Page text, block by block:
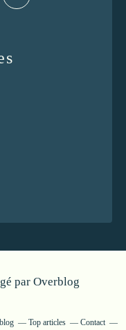
par Overblog
Top articles Contact